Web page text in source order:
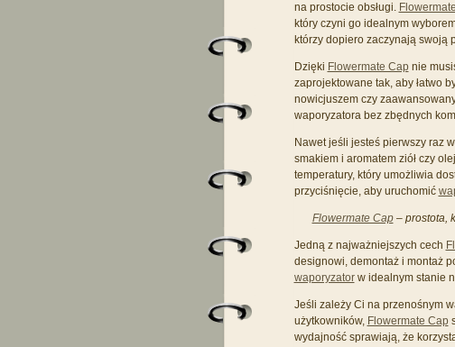
na prostocie obsługi.
który czyni go idealnym
którzy dopiero zaczynają swoją
Dzięki Flowermate Capnie
zaprojektowane tak, aby łatwo
nowicjuszem czy
waporyzatora bez zbędnych
Nawet jeśli jesteś pierwszy raz
smakiem i aromatem ziół czy
temperatury, który umożliwia
przyciśnięcie, aby uruchomić
Flowermate Cap– prostota,
Jedną z najważniejszych cech
designowi, demontaż i montaż
waporyzatorw idealnym stanie
Jeśli zależy Ci na przenośnym
użytkowników, Flowermate Cap
wydajność sprawiają, że